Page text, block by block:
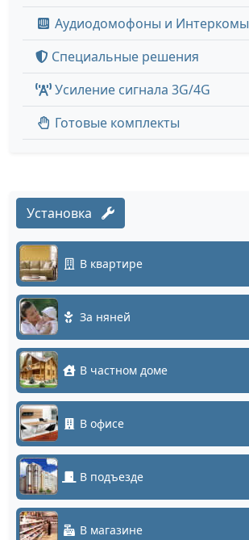
Аудиодомофоны и Интеркомы
Специальные решения
Усиление сигнала 3G/4G
Готовые комплекты
Установка
В квартире
За няней
В частном доме
В офисе
В подъезде
В магазине